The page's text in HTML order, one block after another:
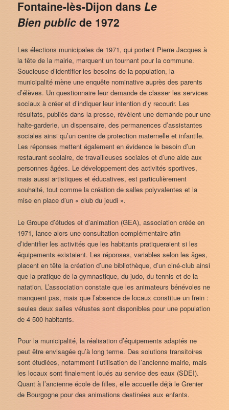
Fontaine-lès-Dijon dans Le
Bien public de 1972
Les élections municipales de 1971, qui portent Pierre Jacques à
la tête de la mairie, marquent un tournant pour la commune.
Soucieuse d’identifier les besoins de la population, la
municipalité mène une enquête nominative auprès des parents
d’élèves. Un questionnaire leur demande de classer les services
sociaux à créer et d’indiquer leur intention d’y recourir. Les
résultats, publiés dans la presse, révèlent une demande pour une
halte-garderie, un dispensaire, des permanences d’assistantes
sociales ainsi qu’un centre de protection maternelle et infantile.
Les réponses mettent également en évidence le besoin d’un
restaurant scolaire, de travailleuses sociales et d’une aide aux
personnes âgées. Le développement des activités sportives,
mais aussi artistiques et éducatives, est particulièrement
souhaité, tout comme la création de salles polyvalentes et la
mise en place d’un « club du jeudi ».
Le Groupe d’études et d’animation (GEA), association créée en
1971, lance alors une consultation complémentaire afin
d’identifier les activités que les habitants pratiqueraient si les
équipements existaient. Les réponses, variables selon les âges,
placent en tête la création d’une bibliothèque, d’un ciné-club ainsi
que la pratique de la gymnastique, du judo, du tennis et de la
natation. L’association constate que les animateurs bénévoles ne
manquent pas, mais que l’absence de locaux constitue un frein :
seules deux salles vétustes sont disponibles pour une population
de 4 500 habitants.
Pour la municipalité, la réalisation d’équipements adaptés ne
peut être envisagée qu’à long terme. Des solutions transitoires
sont étudiées, notamment l’utilisation de l’ancienne mairie, mais
les locaux sont finalement loués au service des eaux (SDEI).
Quant à l’ancienne école de filles, elle accueille déjà le Grenier
de Bourgogne pour des animations destinées aux enfants.